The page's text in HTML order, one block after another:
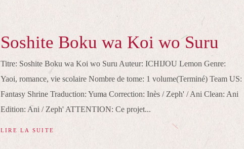
Soshite Boku wa Koi wo Suru
Titre: Soshite Boku wa Koi wo Suru Auteur: ICHIJOU Lemon Genre:
Yaoi, romance, vie scolaire Nombre de tome: 1 volume(Terminé) Team US:
Fantasy Shrine Traduction: Yuma Correction: Inès / Zeph' / Ani Clean: Ani
Edition: Ani / Zeph' ATTENTION: Ce projet...
LIRE LA SUITE